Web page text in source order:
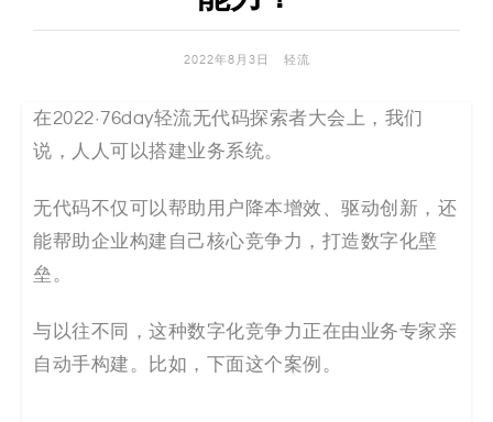
无
码
解
决
案
2022年8月3日 轻流
在2022·76day轻流无代码探索者大会上，我们
说，人人可以搭建业务系统。
无代码不仅可以帮助用户降本增效、驱动创新，还
能帮助企业构建自己核心竞争力，打造数字化壁
垒。
与以往不同，这种数字化竞争力正在由业务专家亲
自动手构建。比如，下面这个案例。